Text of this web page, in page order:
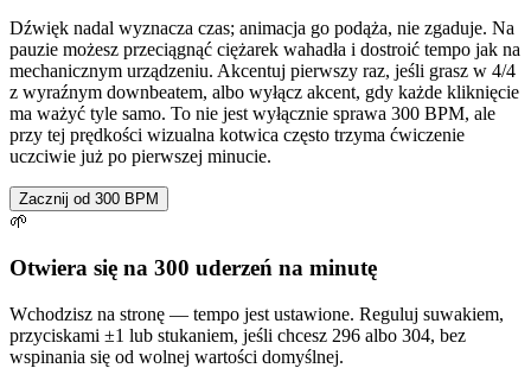
Dźwięk nadal wyznacza czas; animacja go podąża, nie zgaduje. Na
pauzie możesz przeciągnąć ciężarek wahadła i dostroić tempo jak na
mechanicznym urządzeniu. Akcentuj pierwszy raz, jeśli grasz w 4/4
z wyraźnym downbeatem, albo wyłącz akcent, gdy każde kliknięcie
ma ważyć tyle samo. To nie jest wyłącznie sprawa 300 BPM, ale
przy tej prędkości wizualna kotwica często trzyma ćwiczenie
uczciwie już po pierwszej minucie.
Zacznij od 300 BPM
🌱
Otwiera się na 300 uderzeń na minutę
Wchodzisz na stronę — tempo jest ustawione. Reguluj suwakiem,
przyciskami ±1 lub stukaniem, jeśli chcesz 296 albo 304, bez
wspinania się od wolnej wartości domyślnej.